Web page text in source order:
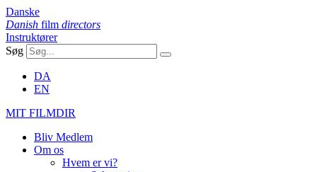
Danske
Danish film directors
Instruktører
Søg
DA
EN
MIT FILMDIR
Bliv Medlem
Om os
Hvem er vi?